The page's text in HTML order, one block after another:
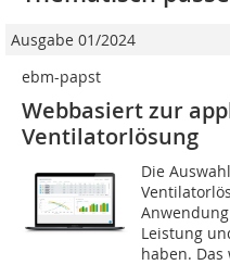
Ausgabe 01/2024
ebm-papst
Webbasiert zur
Ventilatorlösung
Die
Leistung
haben.